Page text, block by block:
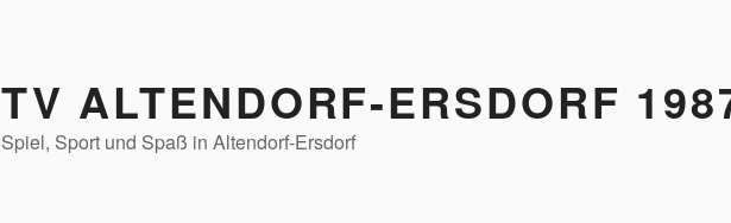
TV ALTENDORF-ERSDORF
Spiel, Sport und Spaß in Altendorf-Ersdorf